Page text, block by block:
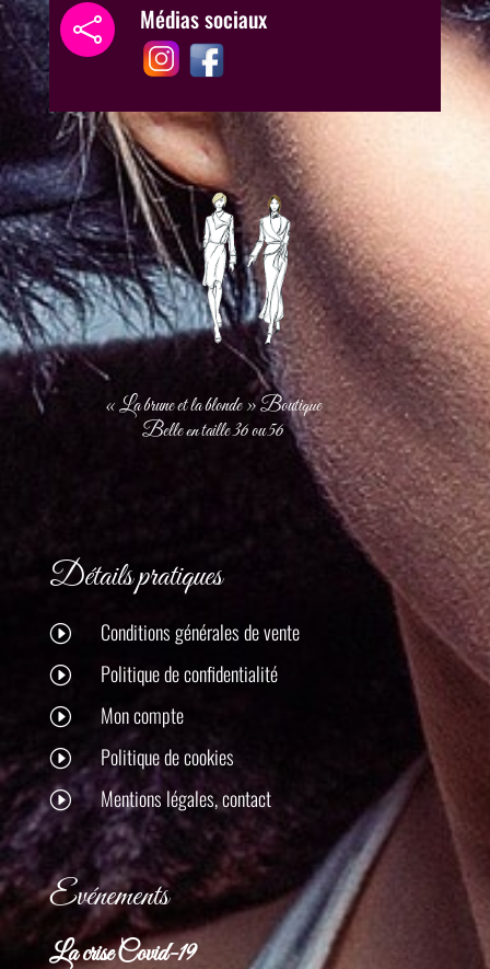
 Médias sociaux
« La brune et la blonde » Boutique
Belle en taille 36 ou 56
Détails pratiques
I Conditions générales de vente
I Politique de confidentialité
I Mon compte
I Politique de cookies
I Mentions légales, contact
Evénements
La crise Covid-19